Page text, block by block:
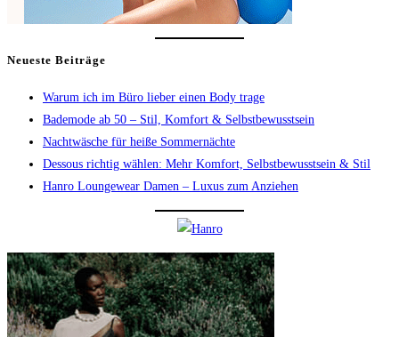
Neueste Beiträge
Warum ich im Büro lieber einen Body trage
Bademode ab 50 – Stil, Komfort & Selbstbewusstsein
Nachtwäsche für heiße Sommernächte
Dessous richtig wählen: Mehr Komfort, Selbstbewusstsein & Stil
Hanro Loungewear Damen – Luxus zum Anziehen